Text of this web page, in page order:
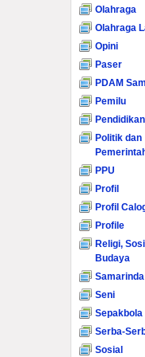
Olahraga
Olahraga
Opini
Paser
PDAM
Pemilu
Pendidikan
Politik dan
PPU
Profil
Profil
Profile
Religi,
Budaya
Samarinda
Seni
Sepakbola
Serba-
Sosial